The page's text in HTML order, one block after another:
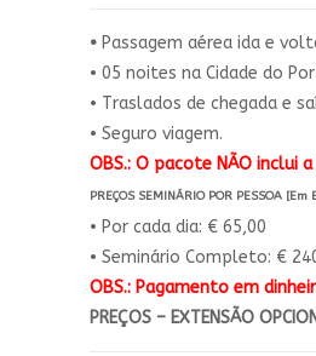
• Passagem aérea ida e
• 05 noites na Cidade do
• Traslados de chegada e
• Seguro viagem.
OBS.: O pacote NÃO inclui
PREÇOS SEMINÁRIO POR PESSOA [Em
• Por cada dia: € 65,00
• Seminário Completo: €
OBS.: Pagamento em
PREÇOS – EXTENSÃO